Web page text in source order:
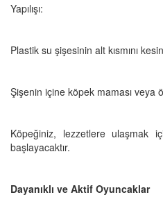
Yapılışı:
Plastik su şişesinin alt kısmını
Şişenin içine köpek maması veya
Köpeğiniz, lezzetlere ulaşmak
başlayacaktır.
Dayanıklı ve Aktif Oyuncaklar